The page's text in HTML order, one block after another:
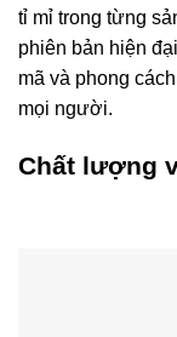
tỉ mỉ trong từng
phiên bản hiện
mã và phong
mọi người.
Chất lượng